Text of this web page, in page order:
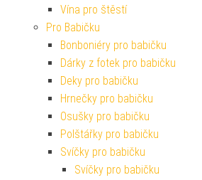
Vína pro štěstí
Pro Babičku
Bonboniéry pro babičku
Dárky z fotek pro babičku
Deky pro babičku
Hrnečky pro babičku
Osušky pro babičku
Polštářky pro babičku
Svíčky pro babičku
Svíčky pro babičku